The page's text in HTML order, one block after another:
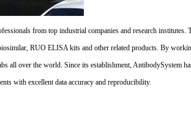
from top industrial companies and research institutes.
RUO ELISA kits and other related products. By
over the world. Since its establishment, AntibodySystem
with excellent data accuracy and reproducibility.